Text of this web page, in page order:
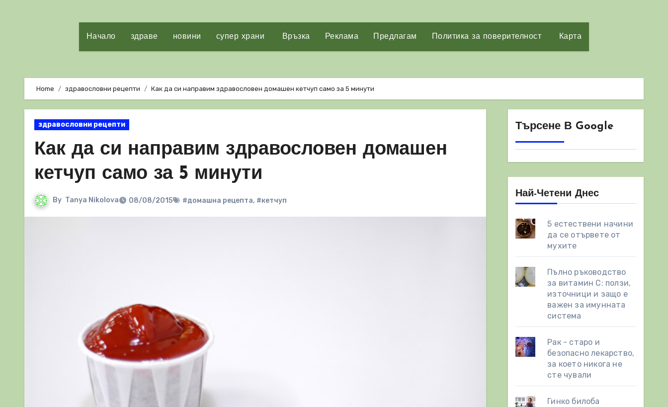
Начало здраве новини супер храни Връзка Реклама Предлагам Политика за поверителност Карта
Home здравословни рецепти Как да си направим здравословен домашен кетчуп само за 5 минути
здравословни рецепти
Как да си направим здравословен домашен
кетчуп само за 5 минути
By Tanya Nikolova 08/08/2015 #домашна рецепта, #кетчуп
Търсене В Google
Най-Четени Днес
5 естествени начини
да се отървете от
мухите
Пълно ръководство
за витамин С: ползи,
източници и защо е
важен за имунната
система
Рак - старо и
безопасно лекарство,
за което никога не
сте чували
Гинко билоба